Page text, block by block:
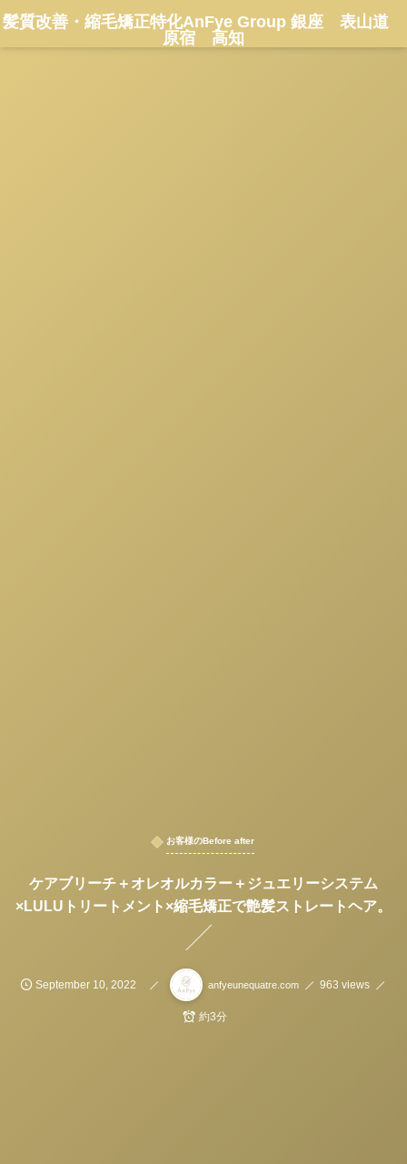
髪質改善・縮毛矯正特化AnFye Group 銀座 表山道
原宿 高知
お客様のBefore after
ケアブリーチ＋オレオルカラー＋ジュエリーシステム
×LULUトリートメント×縮毛矯正で艶髪ストレートヘア。
September 10, 2022 anfyeunequatre.com 963 views
約3分